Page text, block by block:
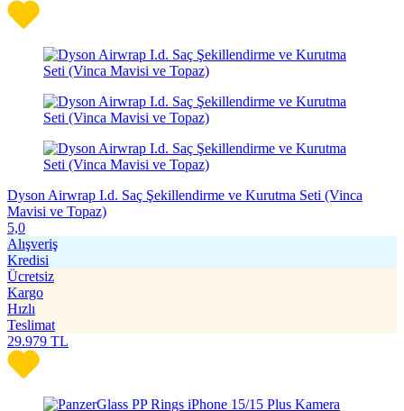
Dyson Airwrap I.d. Saç Şekillendirme ve Kurutma Seti (Vinca
Mavisi ve Topaz)
5,0
Alışveriş
Kredisi
Ücretsiz
Kargo
Hızlı
Teslimat
29.979 TL